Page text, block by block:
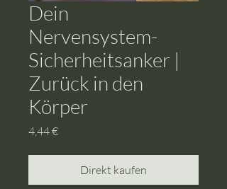
Dein
Nervensystem-
Sicherheitsanker |
Zurück in den
Körper
4,44 €Preis
Direkt kaufen